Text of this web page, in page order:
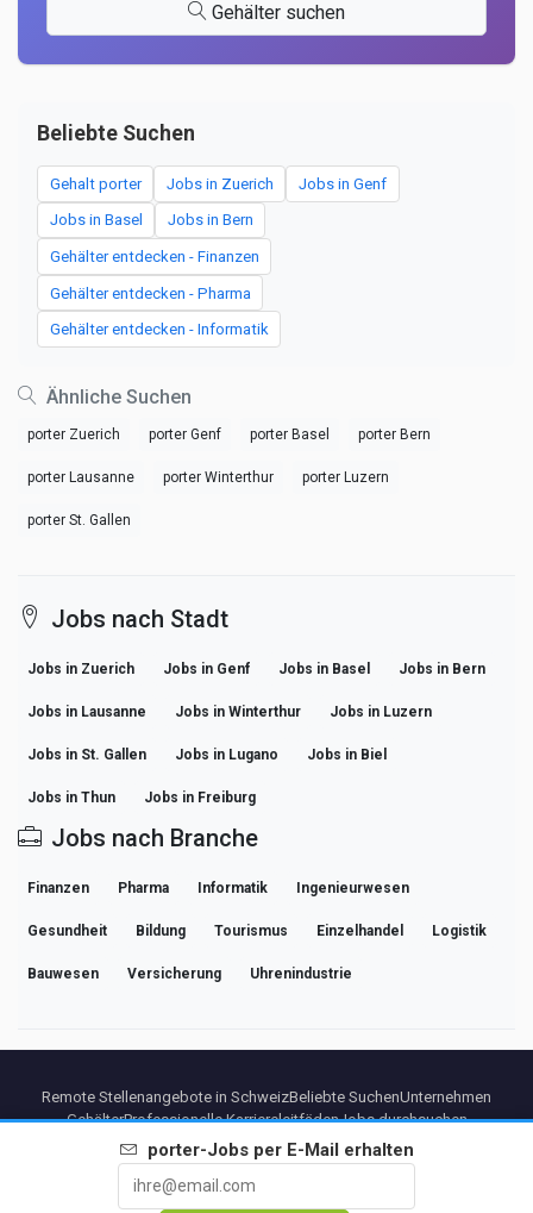
Gehälter suchen
Beliebte Suchen
Gehalt porter Jobs in Zuerich Jobs in Genf
Jobs in Basel Jobs in Bern
Gehälter entdecken - Finanzen
Gehälter entdecken - Pharma
Gehälter entdecken - Informatik
Ähnliche Suchen
porter Zuerich porter Genf porter Basel porter Bern
porter Lausanne porter Winterthur porter Luzern
porter St. Gallen
Jobs nach Stadt
Jobs in Zuerich Jobs in Genf Jobs in Basel Jobs in Bern
Jobs in Lausanne Jobs in Winterthur Jobs in Luzern
Jobs in St. Gallen Jobs in Lugano Jobs in Biel
Jobs in Thun Jobs in Freiburg
Jobs nach Branche
Finanzen Pharma Informatik Ingenieurwesen
Gesundheit Bildung Tourismus Einzelhandel Logistik
Bauwesen Versicherung Uhrenindustrie
porter-Jobs per E-Mail erhalten
Remote Stellenangebote in SchweizBeliebte SuchenUnternehmen
GehälterProfessionelle KarriereleitfädenJobs durchsuchen
ImpressumDatenschutz
Premium kundigen